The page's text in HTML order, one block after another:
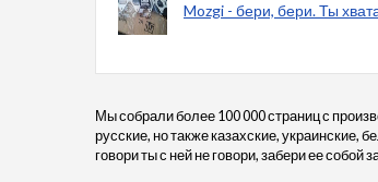
Mozgi - бери, бери. Ты
Мы собрали более 100 000 страниц с
русские, но также казахские, украинские,
говори ты с ней не говори, забери ее собой